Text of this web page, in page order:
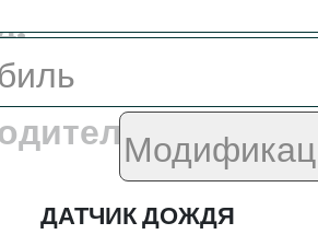
ДАТЧИК ДОЖДЯ